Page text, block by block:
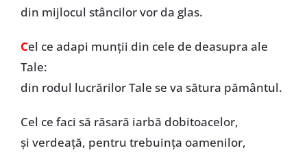
din mijlocul stâncilor vor da glas.
Cel ce adapi munții din cele de deasupra ale
Tale:
din rodul lucrărilor Tale se va sătura pământul.
Cel ce faci să răsară iarbă dobitoacelor,
și verdeață, pentru trebuința oamenilor,